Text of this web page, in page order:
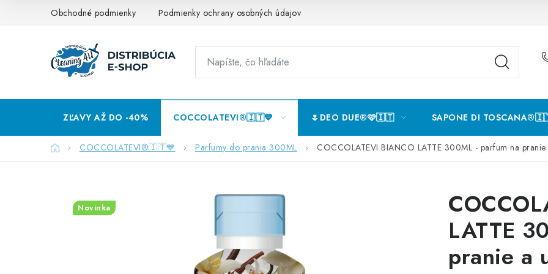
Obchodné podmienky Podmienky ochrany osobných údajov
ZĽAVY AŽ DO -40% COCCOLATEVI®️🇮🇹💙 🌷DEO DUE®️🩷🇮🇹 SAPONE DI
DomovCOCCOLATEVI®️🇮🇹💙 Parfumy do prania 300ML COCCOLATEVI BIANCO LATTE 300ML - parfum na
LATTE
pranie a
Novinka